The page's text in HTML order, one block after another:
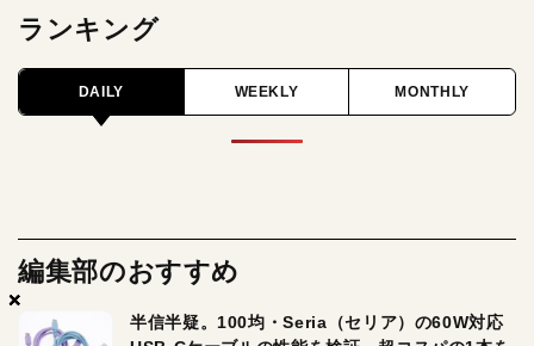
×
×
×
ランキング
DAILY WEEKLY MONTHLY
編集部のおすすめ
半信半疑。100均・Seria（セリア）の60W対応